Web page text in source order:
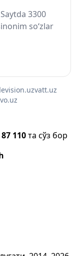
3300
so‘zlar
vatt.uz
87 110та сўз бор